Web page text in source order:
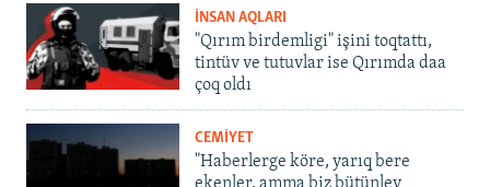
İNSAN AQLARI
"Qırım birdemligi" işini toqtattı,
tintüv ve tutuvlar ise Qırımda daa
çoq oldı
CEMİYET
"Haberlerge köre, yarıq bere